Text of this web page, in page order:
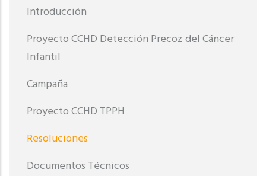
Introducción
Proyecto CCHD Detección Precoz del Cáncer
Infantil
Campaña
Proyecto CCHD TPPH
Resoluciones
Documentos Técnicos